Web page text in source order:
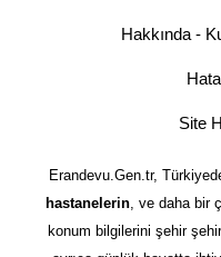
Hakkında -
Site
Erandevu.Gen.tr,
hastanelerin, ve daha bir
konum bilgilerini şehir